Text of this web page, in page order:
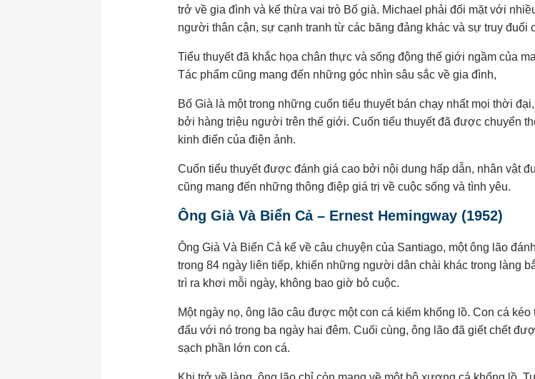
trở về gia đình và kế thừa vai trò Bố già. Michael phải đối mặt với
người thân cận, sự cạnh tranh từ các băng đảng khác và sự truy đuổi
Tiểu thuyết đã khắc họa chân thực và sống động thế giới ngầm của
Tác phẩm cũng mang đến những góc nhìn sâu sắc về gia đình,
Bố Già là một trong những cuốn tiểu thuyết bán chạy nhất mọi thời
bởi hàng triệu người trên thế giới. Cuốn tiểu thuyết đã được chuyển
kinh điển của điện ảnh.
Cuốn tiểu thuyết được đánh giá cao bởi nội dung hấp dẫn, nhân vật
cũng mang đến những thông điệp giá trị về cuộc sống và tình yêu.
Ông Già Và Biển Cả – Ernest Hemingway (1952)
Ông Già Và Biển Cả kể về câu chuyện của Santiago, một ông lão
trong 84 ngày liên tiếp, khiến những người dân chài khác trong làng
trì ra khơi mỗi ngày, không bao giờ bỏ cuộc.
Một ngày nọ, ông lão câu được một con cá kiếm khổng lồ. Con cá
đấu với nó trong ba ngày hai đêm. Cuối cùng, ông lão đã giết chết
sạch phần lớn con cá.